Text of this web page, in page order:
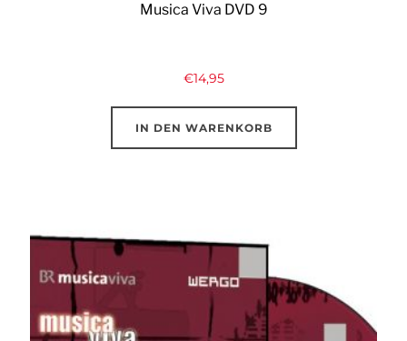
Musica Viva DVD 9
€14,95
IN DEN WARENKORB